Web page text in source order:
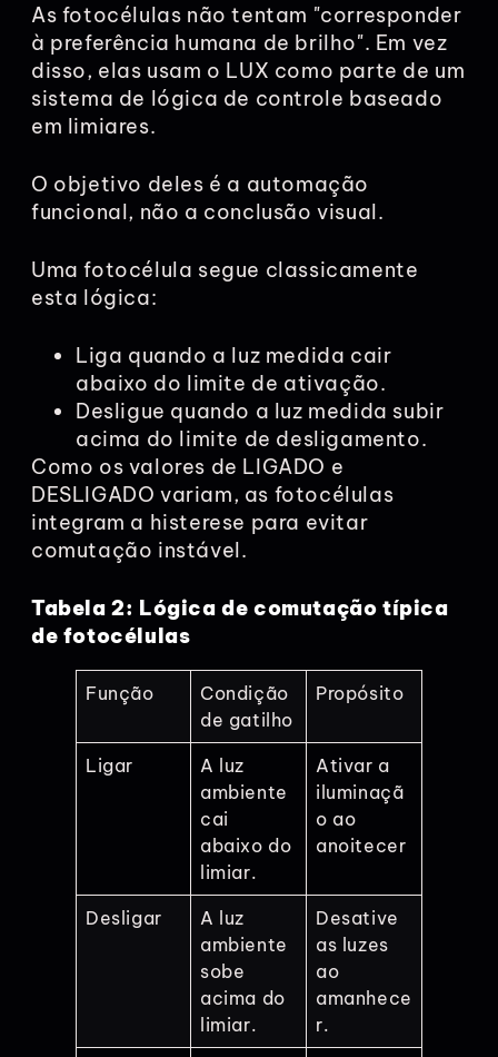
As fotocélulas não tentam "corresponder
à preferência humana de brilho". Em vez
disso, elas usam o LUX como parte de um
sistema de lógica de controle baseado
em limiares.
O objetivo deles é a automação
funcional, não a conclusão visual.
Uma fotocélula segue classicamente
esta lógica:
Liga quando a luz medida cair
abaixo do limite de ativação.
Desligue quando a luz medida subir
acima do limite de desligamento.
Como os valores de LIGADO e
DESLIGADO variam, as fotocélulas
integram a histerese para evitar
comutação instável.
Tabela 2: Lógica de comutação típica
de fotocélulas
Função
Condição
de gatilho
Propósito
Ligar
A luz
ambiente
cai
abaixo do
limiar.
Ativar a
iluminaçã
o ao
anoitecer
Desligar
A luz
ambiente
sobe
acima do
limiar.
Desative
as luzes
ao
amanhece
r.